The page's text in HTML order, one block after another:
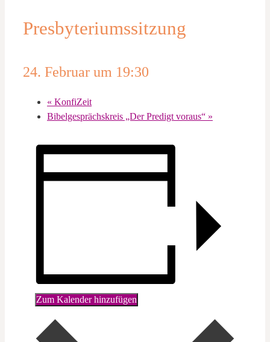
Presbyteriumssitzung
24. Februar um 19:30
« KonfiZeit
Bibelgesprächskreis „Der Predigt voraus“ »
Zum Kalender hinzufügen